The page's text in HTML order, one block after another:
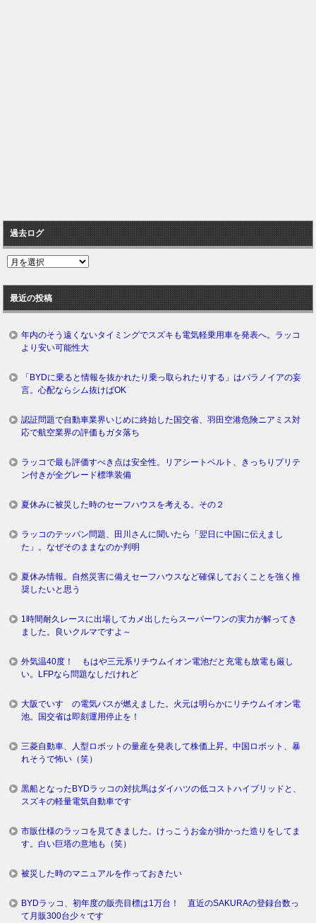
過去ログ
過
ロ
グ
最近の投稿
年内のそう遠くないタイミングでスズキも電気軽乗用車を発表へ。ラッコ
より安い可能性大
「BYDに乗ると情報を抜かれたり乗っ取られたりする」はパラノイアの妄
言。心配ならシム抜けばOK
認証問題で自動車業界いじめに終始した国交省、羽田空港危険ニアミス対
応で航空業界の評価もガタ落ち
ラッコで最も評価すべき点は安全性。リアシートベルト、きっちりプリテ
ン付きが全グレード標準装備
夏休みに被災した時のセーフハウスを考える。その２
ラッコのテッパン問題、田川さんに聞いたら「翌日に中国に伝えまし
た」。なぜそのままなのか判明
夏休み情報。自然災害に備えセーフハウスなど確保しておくことを強く推
奨したいと思う
1時間耐久レースに出場してカメ出したらスーパーワンの実力が解ってき
ました。良いクルマですよ～
外気温40度！ もはや三元系リチウムイオン電池だと充電も放電も厳し
い。LFPなら問題なしだけれど
大阪でいすゞの電気バスが燃えました。火元は明らかにリチウムイオン電
池。国交省は即刻運用停止を！
三菱自動車、人型ロボットの量産を発表して株価上昇。中国ロボット、暴
れそうで怖い（笑）
黒船となったBYDラッコの対抗馬はダイハツの低コストハイブリッドと、
スズキの軽量電気自動車です
市販仕様のラッコを見てきました。けっこうお金が掛かった造りをしてま
す。白い巨塔の意地も（笑）
被災した時のマニュアルを作っておきたい
BYDラッコ、初年度の販売目標は1万台！ 直近のSAKURAの登録台数っ
て月販300台少々です